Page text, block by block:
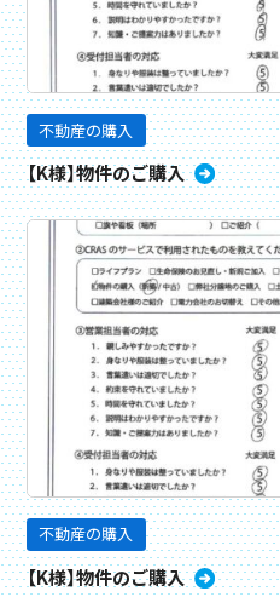
不動産の購入
【K様】物件のご購入
不動産の購入
【K様】物件のご購入